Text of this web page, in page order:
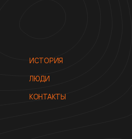
ИСТОРИЯ
ЛЮДИ
КОНТАКТЫ